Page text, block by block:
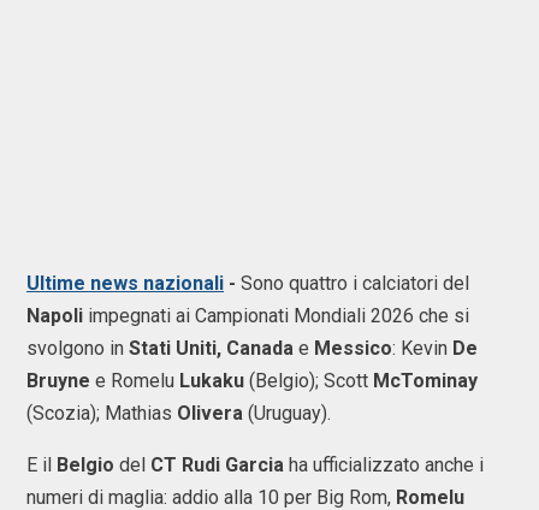
Ultime news nazionali - Sono quattro i calciatori del
Napoli impegnati ai Campionati Mondiali 2026 che si
svolgono in Stati Uniti, Canada e Messico: Kevin De
Bruyne e Romelu Lukaku (Belgio); Scott McTominay
(Scozia); Mathias Olivera (Uruguay).
E il Belgio del CT Rudi Garcia ha ufficializzato anche i
numeri di maglia: addio alla 10 per Big Rom, Romelu